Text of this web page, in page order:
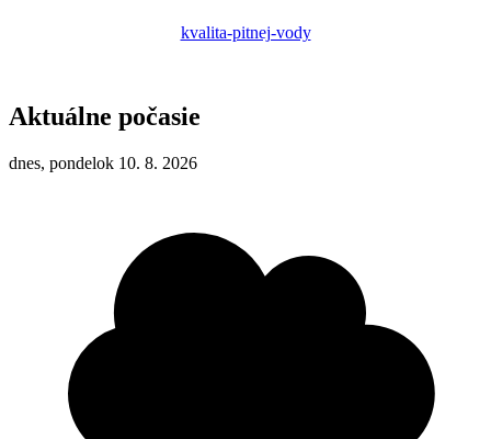
kvalita-pitnej-vody
Aktuálne počasie
dnes, pondelok 10. 8. 2026